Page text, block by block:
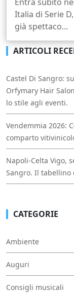
Italia di Serie
già spettaco...
ARTICOLI
Castel Di Sangro:
Orfymary Hair
lo stile agli eventi.
Vendemmia 2026:
comparto
Napoli-Celta Vigo,
Sangro. Il tabellino
CATEGORIE
Ambiente
Auguri
Consigli musicali